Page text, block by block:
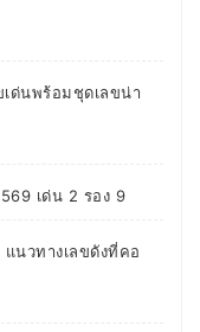
ด่นพร้อมชุดเลขน่า
เด่น 2 รอง 9
นวทางเลขดังที่คอ